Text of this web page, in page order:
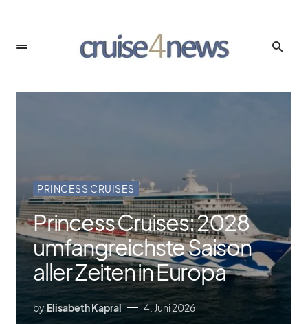
PRINCESS CRUISES
Princess Cruises: 2028
umfangreichste Saison
aller Zeiten in Europa
by Elisabeth Kapral 4. Juni 2026